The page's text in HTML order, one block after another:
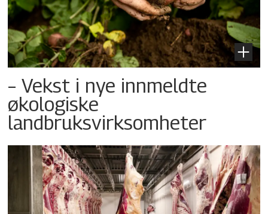
– Vekst i nye innmeldte
økologiske
landbruksvirksomheter